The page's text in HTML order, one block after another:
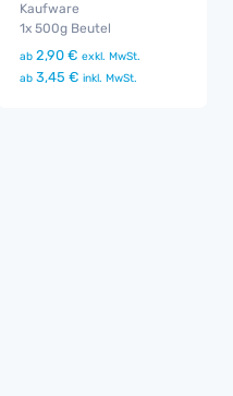
Kaufware
1x 500g Beutel
ab 2,90 € exkl. MwSt.
ab 3,45 € inkl. MwSt.